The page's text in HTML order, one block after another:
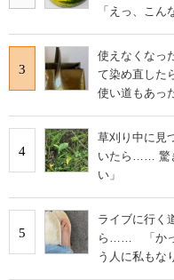
「えっ、こ
3
使えなくなっ
て染め直した
使い道もあっ
4
草刈り中に見
いたら…… 驚
い」
5
ライブに行く
ら…… 「かっ
う人に私もな